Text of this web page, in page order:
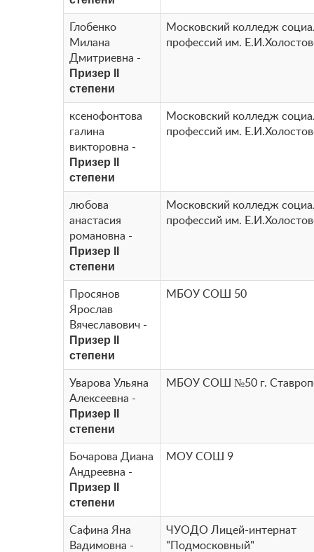
Глобенко
Милана
Дмитриевна -
Призер II
степени
Московский колледж
профессий им.
ксенофонтова
галина
викторовна -
Призер II
степени
Московский колледж
профессий им.
любова
анастасия
романовна -
Призер II
степени
Московский колледж
профессий им.
Просянов
Ярослав
Вячеславович -
Призер II
степени
МБОУ СОШ 50
Уварова Ульяна
Алексеевна -
Призер II
степени
МБОУ СОШ №50 г.
Бочарова Диана
Андреевна -
Призер II
степени
МОУ СОШ 9
Сафина Яна
Вадимовна -
ЧУОДО Лицей-интернат
"Подмосковный"